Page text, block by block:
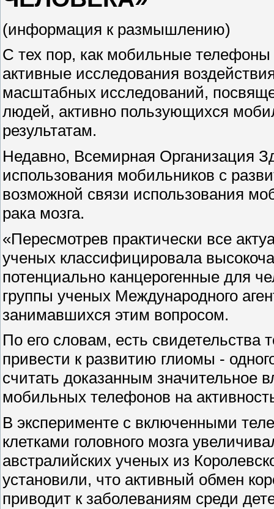
(информация к размышлению)
С тех пор, как мобильные
активные исследования
масштабных исследований,
людей, активно пользующихся
результатам.
Недавно, Всемирная Организация
использования мобильников с
возможной связи использования
рака мозга.
«Пересмотрев практически все
ученых классифицировала
потенциально канцерогенные для
группы ученых Международного
занимавшихся этим вопросом.
По его словам, есть свидетельства
привести к развитию глиомы -
считать доказанным значительное
мобильных телефонов на
В эксперименте с включенными
клетками головного мозга
австралийских ученых из
установили, что активный обмен
приводит к заболеваниям среди